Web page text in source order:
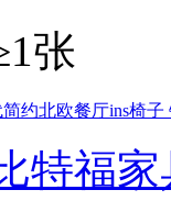
张
约北欧餐厅ins椅子
特福家